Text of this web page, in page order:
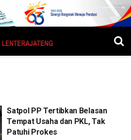
Satpol PP Tertibkan Belasan
Tempat Usaha dan PKL, Tak
Patuhi Prokes